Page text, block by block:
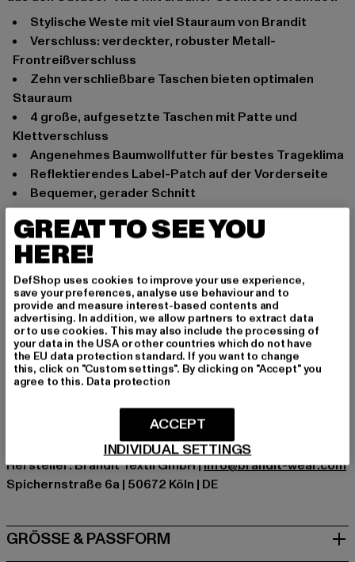
stylische Weste mit viel Stauraum von Brandit
Verschluss: verdeckter, robuster Metall-
Frontreißverschluss
zehn verschließbare Taschen bieten optimalen
Stauraum
4 große, aufgesetzte Taschen mit Patte und
Klettverschluss
angenehmes Baumwollfutter für bestes Trageklima
reflektierendes Label-Patch auf der Vorderseite
bequemer, gerader Schnitt
Anlass: Alltag
Ausschnitt: Stehkragen
Ärmelart: Ärmellos
Verschlussarten: Reißverschluss
Schnitt: Normal
Marke: Brandit
Kat.: Westen
Farbe: camouflage
Hersteller Farbe: woodland
Materialzusammensetzung: 80% Polyester, 20%
Hersteller: Brandit Textil GmbH |info@brandit-wear.com
Spichernstraße 6a | 50672 Köln | DE
GRÖSSE & PASSFORM
GREAT TO SEE YOU
HERE!
DefShop uses cookies to improve your use experience,
save your preferences, analyse use behaviour and to
provide and measure interest-based contents and
advertising. In addition, we allow partners to extract data
or to use cookies. This may also include the processing of
your data in the USA or other countries which do not have
the EU data protection standard. If you want to change
this, click on "Custom settings". By clicking on "Accept" you
agree to this. Data protection
INDIVIDUAL SETTINGS
ACCEPT